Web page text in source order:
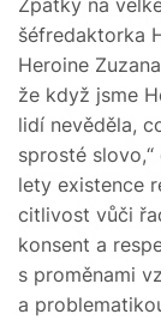
šéfredaktorka
Heroine
že když jsme
lidí nevěděla,
sprosté
lety existence
citlivost vůči
konsent a
s proměnami
a